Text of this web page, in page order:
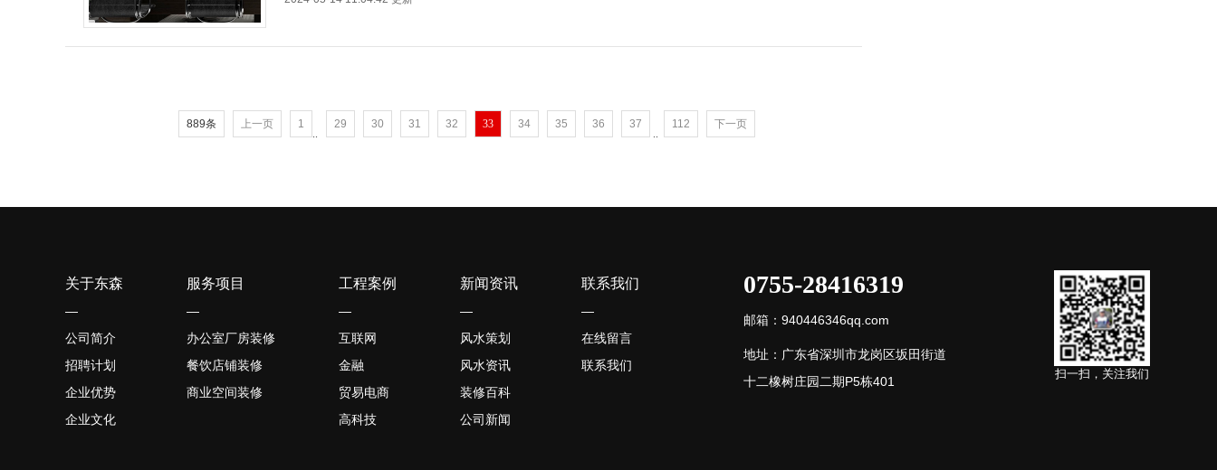
889条 上一页 1
..
29 30 31 32 33 34 35 36 37
..
112 下一页
关于东森
—
公司简介
招聘计划
企业优势
企业文化
服务项目
—
办公室厂房装修
餐饮店铺装修
商业空间装修
工程案例
—
互联网
金融
贸易电商
高科技
新闻资讯
—
风水策划
风水资讯
装修百科
公司新闻
联系我们
—
在线留言
联系我们
0755-28416319
邮箱：940446346qq.com
地址：广东省深圳市龙岗区坂田街道
十二橡树庄园二期P5栋401
扫一扫，关注我们